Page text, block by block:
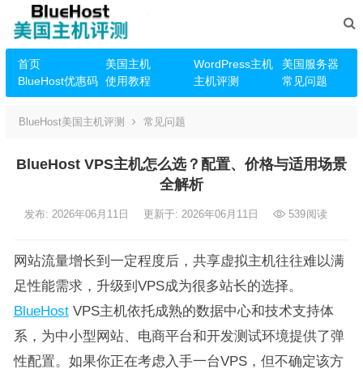
首页 美国主机 WordPress主机
美国服务器
BlueHost优惠码
使用教程 主机评测 常见问题
BlueHost美国主机评测 常见问题
BlueHost VPS主机怎么选？配置、价格与适用场景
全解析
发布: 2026年06月11日 更新于: 2026年06月11日 539阅读
网站流量增长到一定程度后，共享虚拟主机往往难以满
足性能需求，升级到VPS成为很多站长的选择。
BlueHostVPS主机依托成熟的数据中心和技术支持体
系，为中小型网站、电商平台和开发测试环境提供了弹
性配置。如果你正在考虑入手一台VPS，但不确定该方